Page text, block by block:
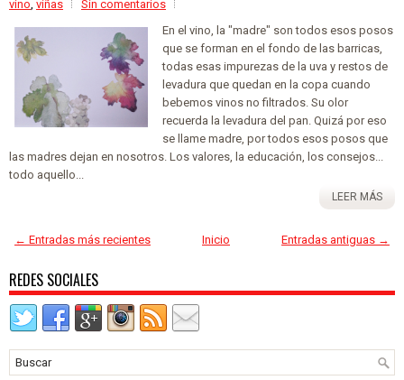
vino, viñas
Sin comentarios
En el vino, la "madre" son todos esos posos
que se forman en el fondo de las barricas,
todas esas impurezas de la uva y restos de
levadura que quedan en la copa cuando
bebemos vinos no filtrados. Su olor
recuerda la levadura del pan. Quizá por eso
se llame madre, por todos esos posos que
las madres dejan en nosotros. Los valores, la educación, los consejos...
todo aquello...
LEER MÁS
← Entradas más recientes Entradas antiguas →
Inicio
REDES SOCIALES